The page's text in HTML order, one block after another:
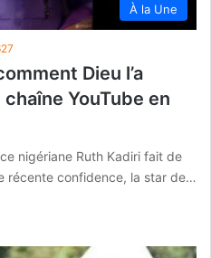
À la Une
Dieu l’a
YouTube en
nigériane Ruth Kadiri fait de
récente confidence, la star de…